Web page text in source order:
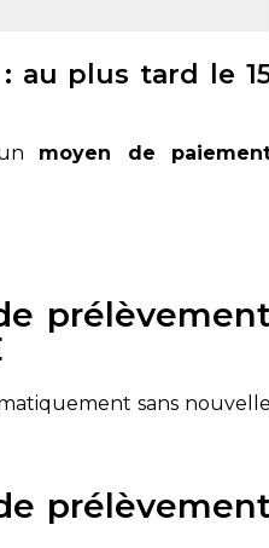
au plus tard le
moyen de
sans nouvelle